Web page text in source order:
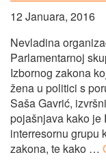
12 Januara, 2016
Nevladina
Parlamentarnoj
Izbornog zakona
žena u politici s
Saša Gavrić,
pojašnjava kako je
interresornu grupu
zakona, te kako …